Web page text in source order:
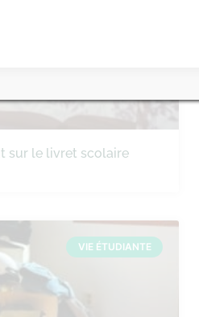
sur le livret scolaire
VIE ÉTUDIANTE